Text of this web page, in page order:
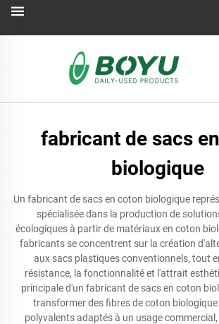
fabricant de sacs
biologique
Un fabricant de sacs en coton biologique
spécialisée dans la production de
écologiques à partir de matériaux en coton
fabricants se concentrent sur la création
aux sacs plastiques conventionnels, tout
résistance, la fonctionnalité et l'attrait
principale d'un fabricant de sacs en coton
transformer des fibres de coton
polyvalents adaptés à un usage